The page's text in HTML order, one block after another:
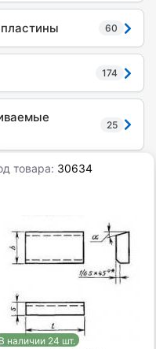
60
174
25
товара: 30634
В наличии 24 шт.